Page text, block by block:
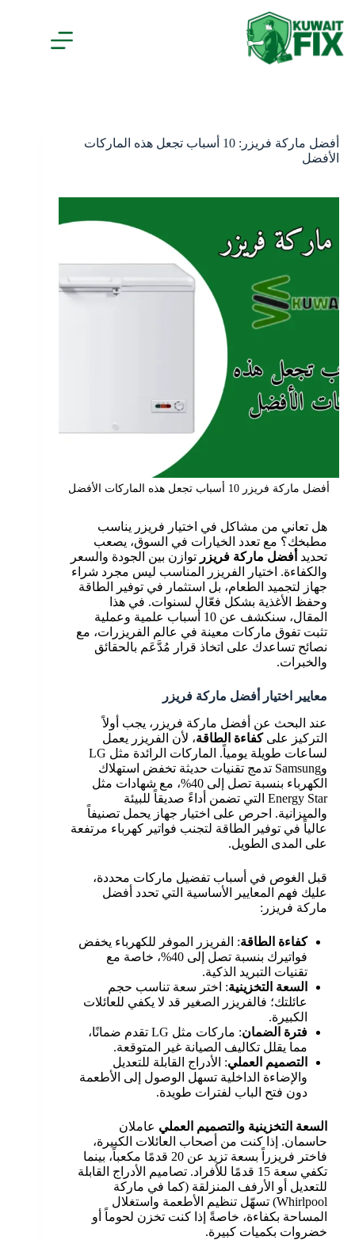
إلى
المحتوى
أفضل ماركة فريزر: 10 أسباب تجعل هذه الماركات
الأفضل
أفضل ماركة فريزر 10 أسباب تجعل هذه الماركات الأفضل
هل تعاني من مشاكل في اختيار فريزر يناسب
مطبخك؟ مع تعدد الخيارات في السوق، يصعب
تحديد أفضل ماركة فريزر توازن بين الجودة والسعر
والكفاءة. اختيار الفريزر المناسب ليس مجرد شراء
جهاز لتجميد الطعام، بل استثمار في توفير الطاقة
وحفظ الأغذية بشكل فعّال لسنوات. في هذا
المقال، سنكشف عن 10 أسباب علمية وعملية
تثبت تفوق ماركات معينة في عالم الفريزرات، مع
نصائح تساعدك على اتخاذ قرار مُدَّعَم بالحقائق
والخبرات.
معايير اختيار أفضل ماركة فريزر
عند البحث عن أفضل ماركة فريزر، يجب أولاً
التركيز علىكفاءة الطاقة، لأن الفريزر يعمل
لساعات طويلة يومياً. الماركات الرائدة مثل LG
وSamsung تدمج تقنيات حديثة تخفض استهلاك
الكهرباء بنسبة تصل إلى 40%، مع شهادات مثل
Energy Star التي تضمن أداءً صديقاً للبيئة
والميزانية. احرص على اختيار جهاز يحمل تصنيفاً
عالياً في توفير الطاقة لتجنب فواتير كهرباء مرتفعة
على المدى الطويل.
قبل الغوص في أسباب تفضيل ماركات محددة،
عليك فهم المعايير الأساسية التي تحدد أفضل
ماركة فريزر:
كفاءة الطاقة: الفريزر الموفر للكهرباء يخفض
فواتيرك بنسبة تصل إلى 40%، خاصة مع
تقنيات التبريد الذكية.
السعة التخزينية: اختر سعة تناسب حجم
عائلتك؛ فالفريزر الصغير قد لا يكفي للعائلات
الكبيرة.
فترة الضمان
: ماركات مثل LG تقدم ضمانًا،
مما يقلل تكاليف الصيانة غير المتوقعة.
التصميم العملي: الأدراج القابلة للتعديل
والإضاءة الداخلية تسهل الوصول إلى الأطعمة
دون فتح الباب لفترات طويدة.
السعة التخزينية والتصميم العملي عاملان
حاسمان. إذا كنت من أصحاب العائلات الكبيرة،
فاختر فريزراً بسعة تزيد عن 20 قدمًا مكعباً، بينما
تكفي سعة 15 قدمًا للأفراد. تصاميم الأدراج القابلة
للتعديل أو الأرفف المنزلقة (كما في ماركة
Whirlpool) تسهّل تنظيم الأطعمة واستغلال
المساحة بكفاءة، خاصةً إذا كنت تخزن لحوماً أو
خضروات بكميات كبيرة.